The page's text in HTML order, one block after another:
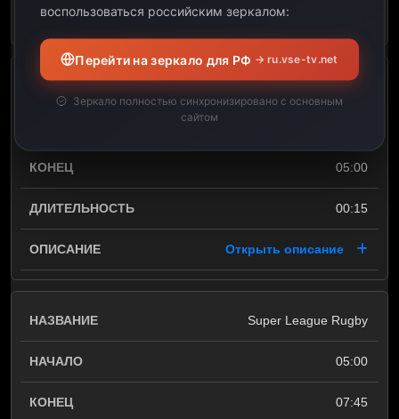
Открыть описание
RFL Women's Super League
05:00
00:15
Открыть описание
Super League Rugby
05:00
07:45
воспользоваться российским зеркалом:
Перейти на зеркало для РФ → ru.vse-tv.net
Зеркало полностью синхронизировано с основным
сайтом